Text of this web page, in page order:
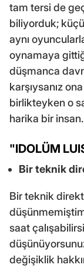
tam tersi de
biliyorduk;
aynı
oynamaya
düşmanca
karşıysanız
birlikteyken o
harika bir insan.
"IDOLÜM
Bir teknik
Bir teknik
saat
değişiklik